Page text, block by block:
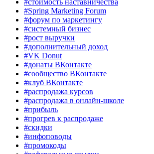
#стоимость наставничества
#Spring Marketing Forum
#форум по маркетингу
#системный бизнес
#рост выручки
#дополнительный доход
#VK Donut
#донаты ВКонтакте
#сообщество ВКонтакте
#клуб ВКонтакте
#распродажа курсов
#распродажа в онлайн-школе
#прибыль
#прогрев к распродаже
#скидки
#инфоповоды
#промокоды